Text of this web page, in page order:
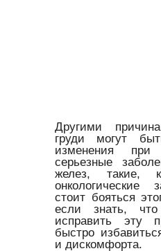
Другими
груди могут
изменения
серьезные
желез, такие,
онкологические
стоит бояться
если знать,
исправить эту
быстро
и дискомфорта.